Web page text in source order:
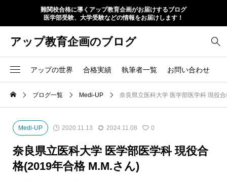
難関校合格に導くアップ教育企画がお届けするブログ
医学部受験、大学受験などの情報をお届けします！
アップ教育企画のブログ
アップの世界 合格実績 執筆者一覧 お問い合わせ
ブログ一覧 Medi-UP 奈良県立医科大学 医学部医学科 現役
Medi-UP 2020.11.13 2024.11.08 0
奈良県立医科大学 医学部医学科 現役合
格(2019年合格 M.M.さん)